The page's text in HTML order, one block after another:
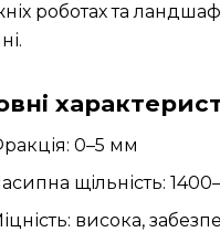
роботах та
0–5 мм
щільність:
висока,